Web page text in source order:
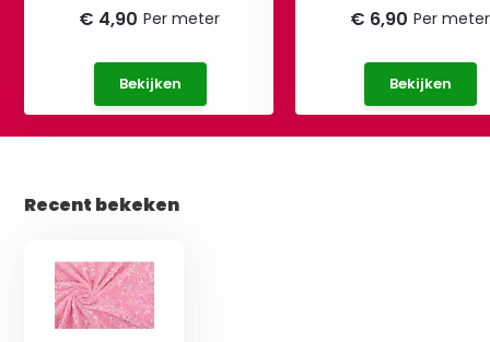
€ 4,90 Per meter
Bekijken
€ 6,90 Per meter
Bekijken
Recent bekeken